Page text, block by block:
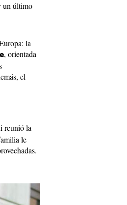
un último
la
, orientada
el
reunió la
le